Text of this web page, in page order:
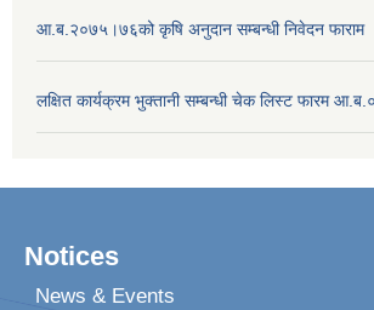
आ.ब.२०७५।७६को कृषि अनुदान सम्बन्धी निवेदन फाराम
लक्षित कार्यक्रम भुक्तानी सम्बन्धी चेक लिस्ट फारम
Notices
News & Events